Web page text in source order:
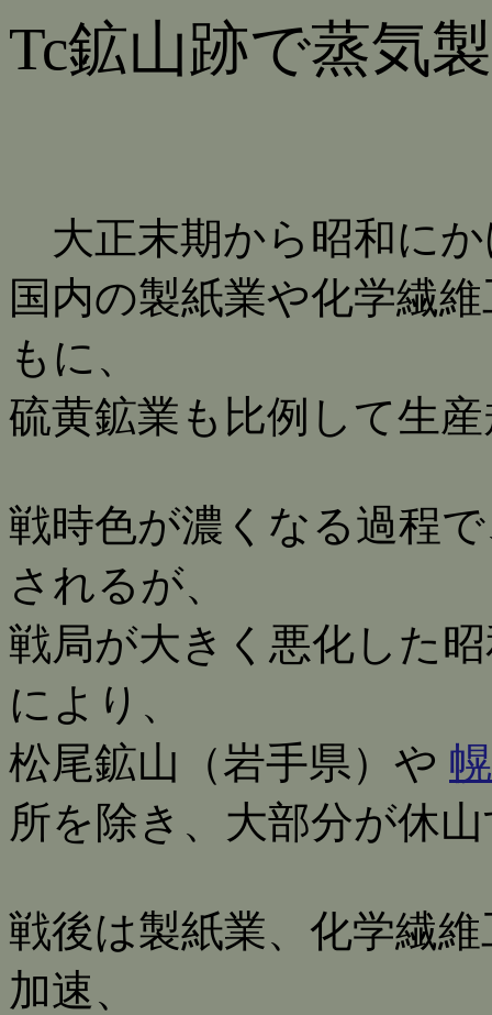
Tc鉱山跡で蒸気
大正末期から昭和に
国内の製紙業や化学繊
もに、
硫黄鉱業も比例して生
戦時色が濃くなる過程
されるが、
戦局が大きく悪化した
により、
松尾鉱山（岩手県）や
所を除き、大部分が休
戦後は製紙業、化学繊
加速、